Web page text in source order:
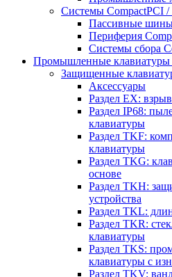
Системы CompactPCI
Пассивные
Периферия
Системы сбора
Промышленные клавиатуры
Защищенные
Аксессуары
Раздел EX:
Раздел IP68:
клавиатуры
Раздел TKF:
клавиатуры
Раздел TKG:
основе
Раздел TKH:
устройства
Раздел TKL:
Раздел TKR:
клавиатуры
Раздел TKS:
клавиатуры с
Раздел TKV: